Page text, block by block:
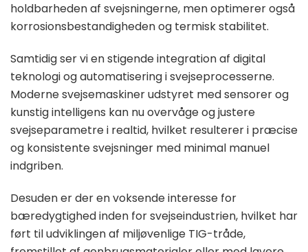
holdbarheden af svejsningerne, men optimerer også
korrosionsbestandigheden og termisk stabilitet.
Samtidig ser vi en stigende integration af digital
teknologi og automatisering i svejseprocesserne.
Moderne svejsemaskiner udstyret med sensorer og
kunstig intelligens kan nu overvåge og justere
svejseparametre i realtid, hvilket resulterer i præcise
og konsistente svejsninger med minimal manuel
indgriben.
Desuden er der en voksende interesse for
bæredygtighed inden for svejseindustrien, hvilket har
ført til udviklingen af miljøvenlige TIG-tråde,